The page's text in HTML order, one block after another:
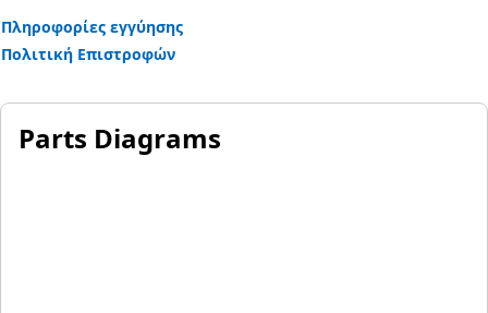
Πληροφορίες εγγύησης
Πολιτική Επιστροφών
Parts Diagrams